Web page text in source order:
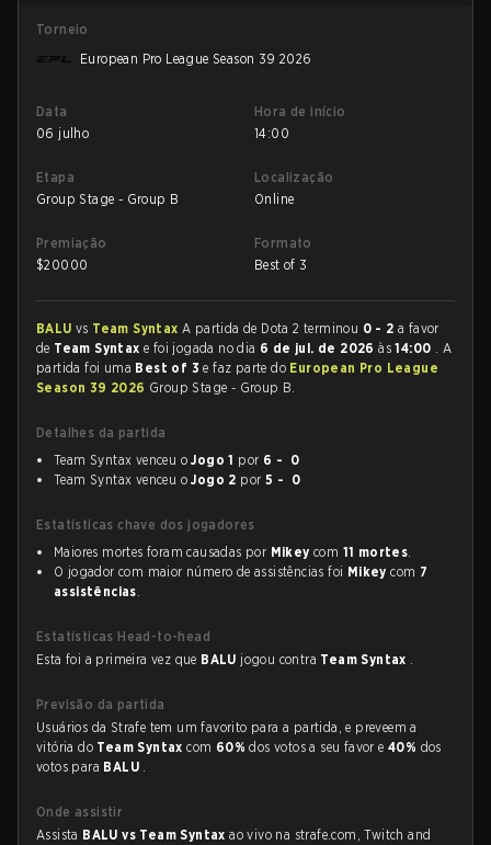
Torneio
European Pro League Season 39 2026
Data
06 julho
Hora de início
14:00
Etapa
Group Stage - Group B
Localização
Online
Premiação
$20000
Formato
Best of 3
BALU vs Team SyntaxA partida de Dota 2 terminou 0 - 2 a favor
de Team Syntaxe foi jogada no dia 6 de jul. de 2026às14:00 . A
partida foi uma Best of 3e faz parte do European Pro League
Season 39 2026 Group Stage - Group B.
Detalhes da partida
Team Syntax venceu oJogo 1 por 6 - 0
Team Syntax venceu oJogo 2 por 5 - 0
Estatísticas chave dos jogadores
Maiores mortes foram causadas por Mikey com 11 mortes.
O jogador com maior número de assistências foi Mikey com 7
assistências.
Estatísticas Head-to-head
Esta foi a primeira vez que BALU jogou contra Team Syntax .
Previsão da partida
Usuários da Strafe tem um favorito para a partida, e preveem a
vitória do Team Syntaxcom 60%dos votos a seu favor e40% dos
votos para BALU .
Onde assistir
Assista BALU vs Team Syntaxao vivo na strafe.com, Twitch and